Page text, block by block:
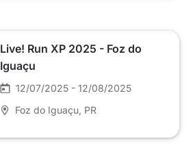
Live! Run XP 2025 - Foz do
Iguaçu
12/07/2025 - 12/08/2025
Foz do Iguaçu , PR